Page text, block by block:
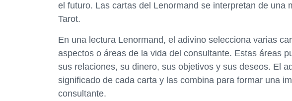
el futuro. Las cartas del Lenormand se interpretan de una
Tarot.
En una lectura Lenormand, el adivino selecciona varias
aspectos o áreas de la vida del consultante. Estas áreas
sus relaciones, su dinero, sus objetivos y sus deseos. El
significado de cada carta y las combina para formar una
consultante.